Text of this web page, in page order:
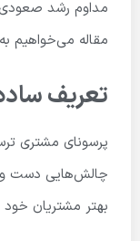
مداوم رشد صعودی
مقاله می‌خواهیم
تعریف
پرسونای مشتری
چالش‌هایی دست و
بهتر مشتریان